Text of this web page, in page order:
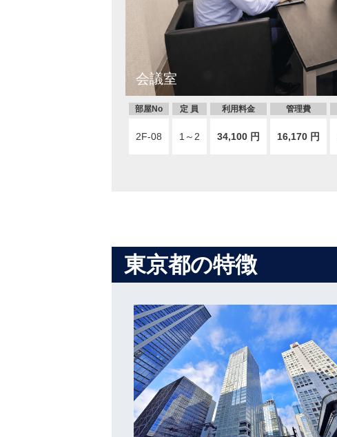
会議室
個室オフィス
部屋No 定 員 利用料金 管理費
2F-08 1～2 34,100 円 16,170 円
東京都の特徴